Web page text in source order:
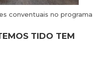
conventuais no programa
TIDO TEM